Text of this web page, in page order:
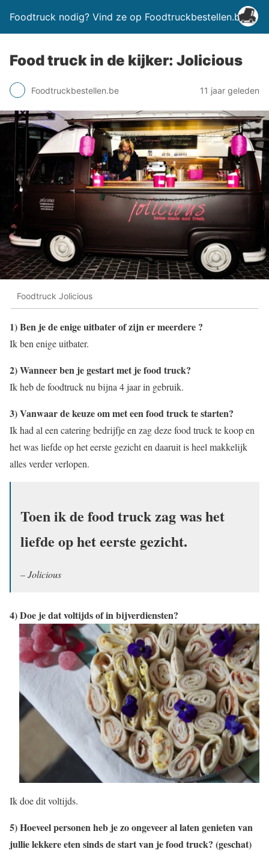
Foodtruck nodig? Vind ze op Foodtruckbestellen.be
Food truck in de kijker: Jolicious
Foodtruckbestellen.be 11 jaar geleden
Foodtruck Jolicious
1) Ben je de enige uitbater of zijn er meerdere ?
Ik ben enige uitbater.
2) Wanneer ben je gestart met je food truck?
Ik heb de foodtruck nu bijna 4 jaar in gebruik.
3) Vanwaar de keuze om met een food truck te starten?
Ik had al een catering bedrijfje en zag deze food truck te koop en
het was liefde op het eerste gezicht en daaruit is heel makkelijk
alles verder verlopen.
Toen ik de food truck zag was het
liefde op het eerste gezicht.
– Jolicious
4) Doe je dat voltijds of in bijverdiensten?
Ik doe dit voltijds.
5) Hoeveel personen heb je zo ongeveer al laten genieten van
jullie lekkere eten sinds de start van je food truck? (geschat)